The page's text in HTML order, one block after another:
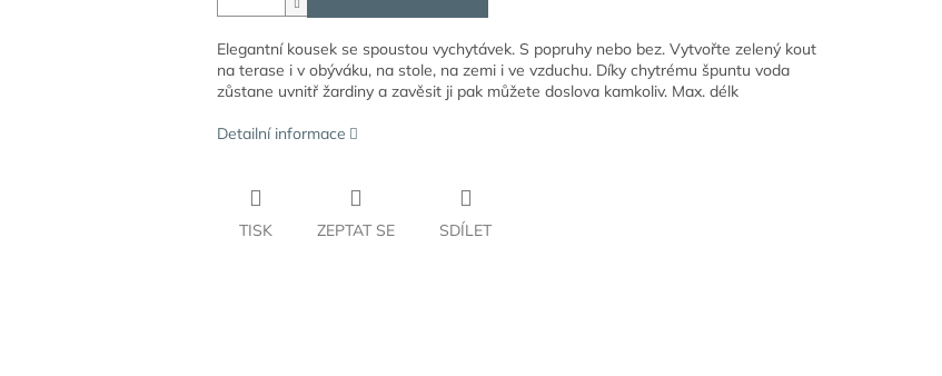
Elegantní kousek se spoustou vychytávek. S popruhy nebo bez. Vytvořte zelený kout
na terase i v obýváku, na stole, na zemi i ve vzduchu. Díky chytrému špuntu voda
zůstane uvnitř žardiny a zavěsit ji pak můžete doslova kamkoliv. Max. délk
Detailní informace
TISK ZEPTAT SE SDÍLET